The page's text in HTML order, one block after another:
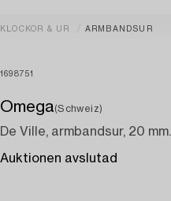
KLOCKOR & UR ARMBANDSUR
1698751
Omega(Schweiz)
De Ville, armbandsur, 20 mm.
Auktionen avslutad